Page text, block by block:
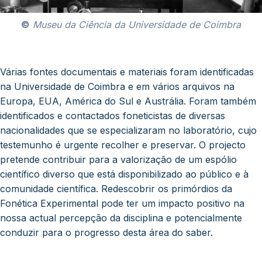
© Museu da Ciência da Universidade de Coimbra
Várias fontes documentais e materiais foram identificadas
na Universidade de Coimbra e em vários arquivos na
Europa, EUA, América do Sul e Austrália. Foram também
identificados e contactados foneticistas de diversas
nacionalidades que se especializaram no laboratório, cujo
testemunho é urgente recolher e preservar. O projecto
pretende contribuir para a valorização de um espólio
científico diverso que está disponibilizado ao público e à
comunidade científica. Redescobrir os primórdios da
Fonética Experimental pode ter um impacto positivo na
nossa actual percepção da disciplina e potencialmente
conduzir para o progresso desta área do saber.